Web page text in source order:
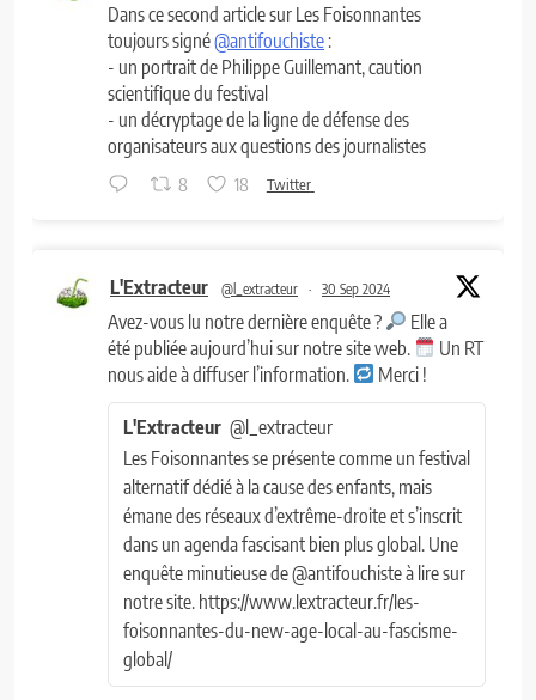
Dans ce second article sur Les Foisonnantes
toujours signé@antifouchiste :
- un portrait de Philippe Guillemant, caution
scientifique du festival
- un décryptage de la ligne de défense des
organisateurs aux questions des journalistes
8 18 Twitter
L'Extracteur @l_extracteur · 30 Sep 2024
Avez-vous lu notre dernière enquête ?
Elle a
été publiée aujourd’hui sur notre site web.
Un RT
nous aide à diffuser l’information.
Merci !
L'Extracteur @l_extracteur
Les Foisonnantes se présente comme un festival
alternatif dédié à la cause des enfants, mais
émane des réseaux d’extrême-droite et s’inscrit
dans un agenda fascisant bien plus global. Une
enquête minutieuse de @antifouchiste à lire sur
notre site. https://www.lextracteur.fr/les-
foisonnantes-du-new-age-local-au-fascisme-
global/